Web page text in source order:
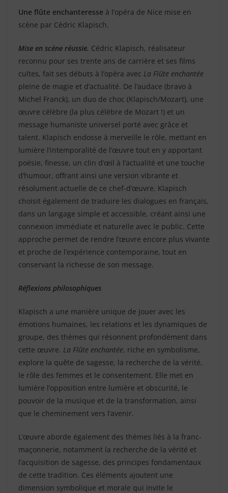
Une flûte enchanteresse à l’opéra de Nice mise en
scène par Cédric Klapisch.
Mise en scène réussie. Cédric Klapisch, réalisateur
reconnu pour ses trente ans de carrière et ses films
cultes, fait ses débuts à l’opéra avec La Flûte enchantée
pleine de magie et d’actualité. De l’audace (bravo à
Michel Franck), un duo de choc (Klapisch/Mozart), une
œuvre célèbre (la plus célèbre de Mozart !) et un
message humaniste universel porté avec grâce et
talent. Klapisch endosse à merveille le rôle, mettant en
lumière l’intemporalité de l’œuvre tout en y apportant
poésie, finesse, un clin d’œil à l’actualité et une touche
d’humour, offrant ainsi une version vibrante et
résolument actuelle de ce chef-d’œuvre. Klapisch
choisit également de traduire les dialogues en français,
dans un langage simple et accessible, créant ainsi une
connexion immédiate et naturelle avec le public. Cette
approche permet de rendre l’œuvre encore plus vivante
et proche de l’expérience contemporaine, tout en
conservant la richesse de son message.
Réflexions philosophiques
Klapisch a une manière unique de jouer avec les
émotions humaines, les relations et les dynamiques de
groupe, des thèmes qui résonnent profondément dans
cette œuvre. La Flûte enchantée, riche en symbolisme,
explore la quête de sagesse, la recherche de la vérité,
le rôle des femmes et le consentement. Elle met en
lumière l’opposition entre lumière et obscurité, le
pouvoir de la musique et de la transformation, ainsi
que le cheminement vers l’avenir.
L’œuvre aborde également des thèmes liés à la franc-
maçonnerie, notamment la recherche de la vérité et
l’acquisition de sagesse, des principes fondamentaux
de cette tradition. Ces éléments ajoutent une
dimension symbolique et morale qui invite le